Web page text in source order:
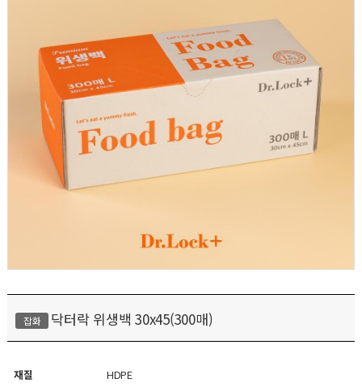
잡화 닥터락 위생백 30x45(300매)
재질 HDPE